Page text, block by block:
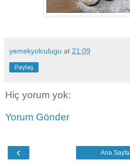
yemekyolculugu at 21:09
Paylaş
Hiç yorum yok:
Yorum Gönder
‹ Ana Sayfa